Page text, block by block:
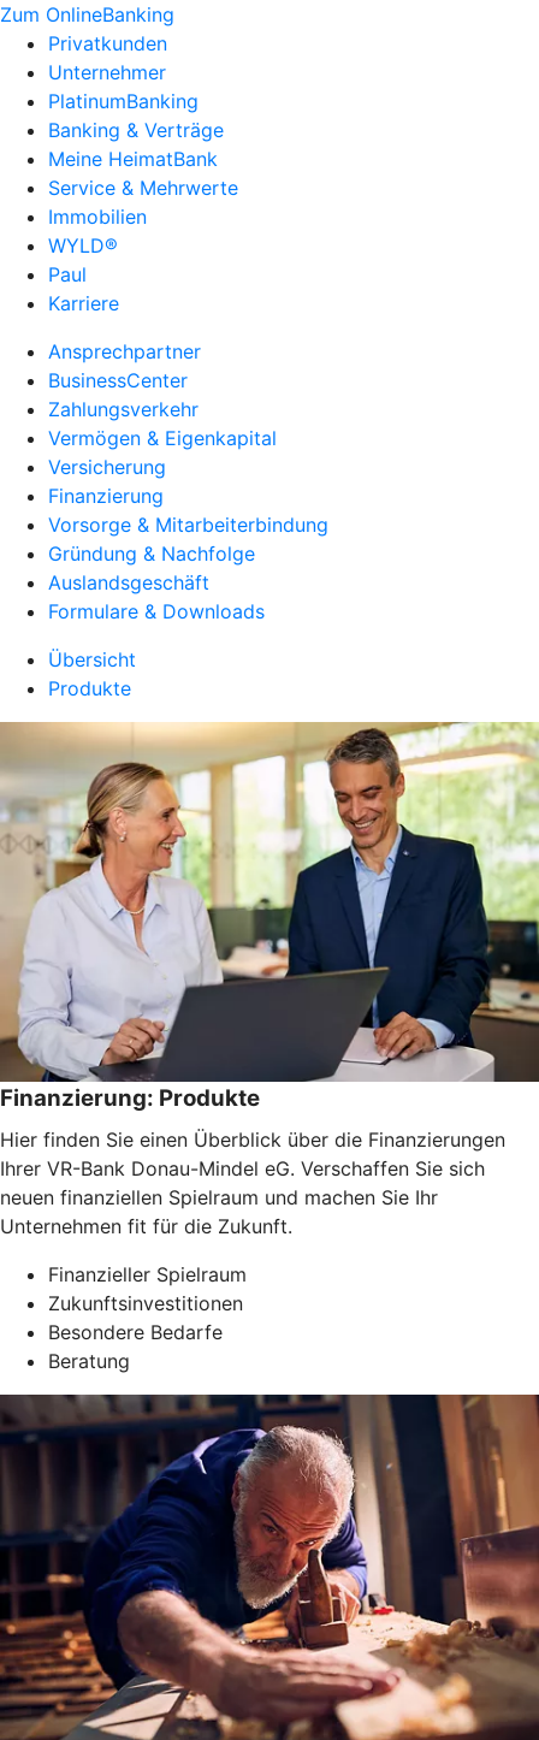
Zum OnlineBanking
Privatkunden
Unternehmer
PlatinumBanking
Banking & Verträge
Meine HeimatBank
Service & Mehrwerte
Immobilien
WYLD®
Paul
Karriere
Ansprechpartner
BusinessCenter
Zahlungsverkehr
Vermögen & Eigenkapital
Versicherung
Finanzierung
Vorsorge & Mitarbeiterbindung
Gründung & Nachfolge
Auslandsgeschäft
Formulare & Downloads
Übersicht
Produkte
Finanzierung: Produkte
Hier finden Sie einen Überblick über die Finanzierungen
Ihrer VR-Bank Donau-Mindel eG. Verschaffen Sie sich
neuen finanziellen Spielraum und machen Sie Ihr
Unternehmen fit für die Zukunft.
Finanzieller Spielraum
Zukunftsinvestitionen
Besondere Bedarfe
Beratung